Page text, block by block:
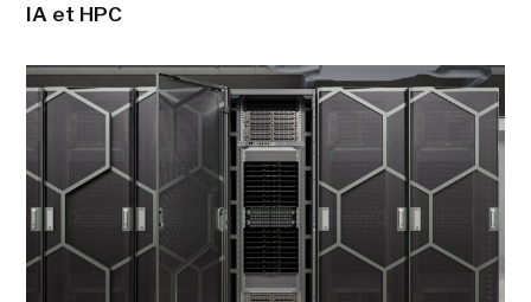
IA et HPC